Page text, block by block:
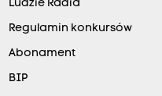
Ludzie Radia
Regulamin konkursów
Abonament
BIP